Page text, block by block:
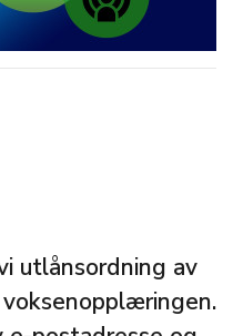
utlånsordning av